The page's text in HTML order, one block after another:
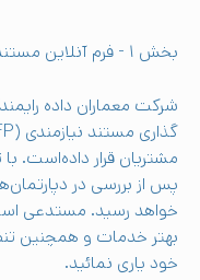
بخش ۱ - فرم آنلاین مستند نیازمندی (RFP) پروژه نرم افزاری
شرکت معماران داده
مشتریان قرار داده‌است.
پس از بررسی در
خواهد رسید. مستدعی است
بهتر خدمات و همچنین
خود یاری نمائید.